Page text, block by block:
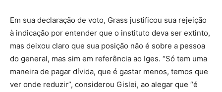
Em sua declaração de voto, Grass justificou sua rejeição
à indicação por entender que o instituto deva ser extinto,
mas deixou claro que sua posição não é sobre a pessoa
do general, mas sim em referência ao Iges. “Só tem uma
maneira de pagar dívida, que é gastar menos, temos que
ver onde reduzir”, considerou Gislei, ao alegar que “é